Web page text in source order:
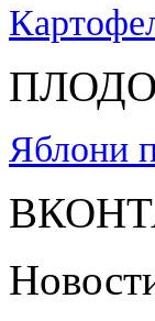
Яблони